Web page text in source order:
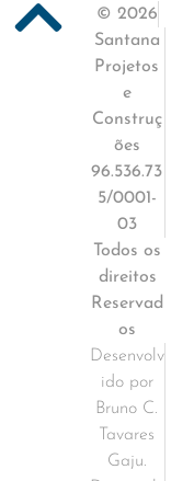
© 2026
Santana
Projetos
e
Construç
ões
96.536.73
5/0001-
03
Todos os
direitos
Reservad
os
Desenvolv
ido por
Bruno C.
Tavares
Gaju.